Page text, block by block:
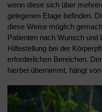
wenn diese sich über
gelegenen Etage befinden.
diese Weise möglich
Patienten nach Wunsch und
Hilfestellung bei der
erforderlichen Bereichen.
hierbei übernimmt, hängt